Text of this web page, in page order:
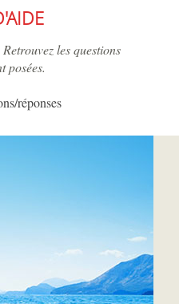
les questions
posées.
réponses